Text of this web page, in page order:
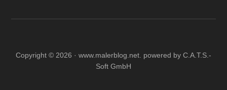
Copyright © 2026 · www.malerblog.net. powered by C.A.T.S.-
Soft GmbH